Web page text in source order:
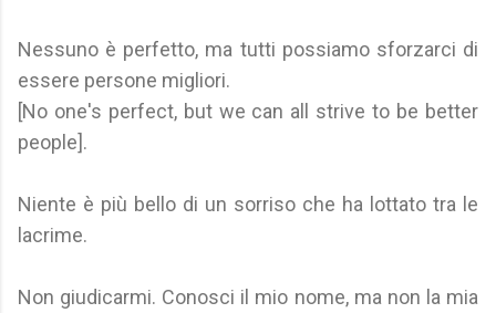
Nessuno è perfetto, ma tutti possiamo sforzarci di
essere persone migliori.
[No one's perfect, but we can all strive to be better
people].
Niente è più bello di un sorriso che ha lottato tra le
lacrime.
Non giudicarmi. Conosci il mio nome, ma non la mia